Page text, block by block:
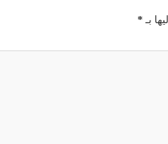
بـ *